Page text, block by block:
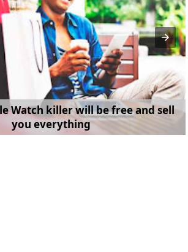
Watch killer will be free and sell
you everything